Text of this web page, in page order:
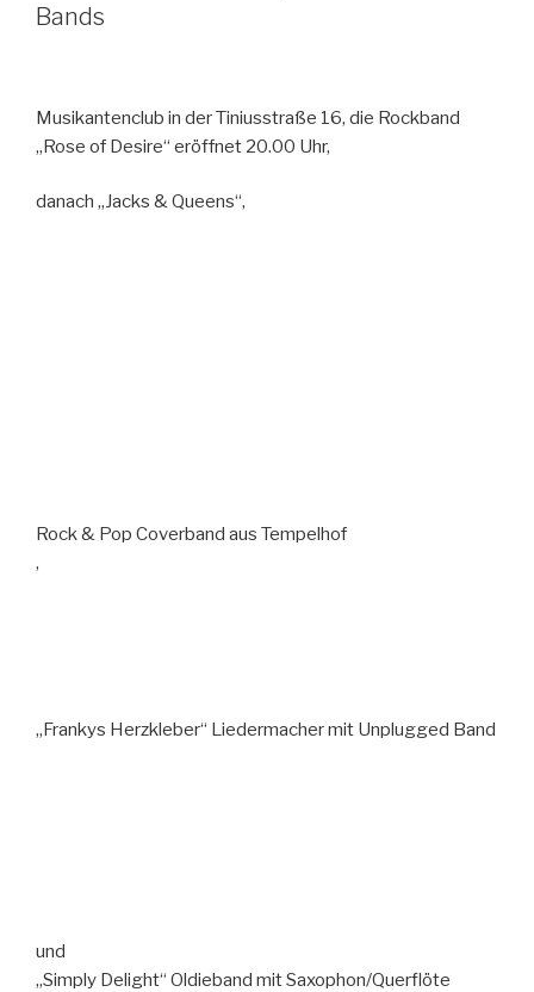
Bands
Musikantenclub in der Tiniusstraße 16, die Rockband
„Rose of Desire“ eröffnet 20.00 Uhr,
danach „Jacks & Queens“,
Rock & Pop Coverband aus Tempelhof
,
„Frankys Herzkleber“ Liedermacher mit Unplugged Band
und
„Simply Delight“ Oldieband mit Saxophon/Querflöte